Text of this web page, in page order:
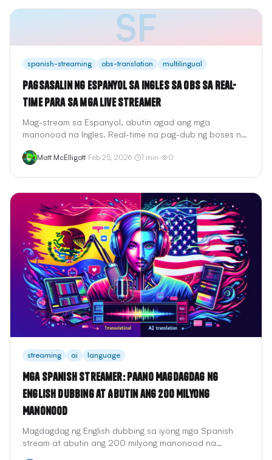
SF
spanish-streaming obs-translation multilingual
Pagsasalin ng Espanyol sa Ingles sa OBS sa Real-
Time para sa mga Live Streamer
Mag-stream sa Espanyol, abutin agad ang mga
manonood na Ingles. Real-time na pag-dub ng boses na
Matt McElligott·Feb 25, 2026· 1 min· 0
streaming ai language
Mga Spanish Streamer: Paano Magdagdag ng
English Dubbing at Abutin ang 200 Milyong
Manonood
Magdagdag ng English dubbing sa iyong mga Spanish
stream at abutin ang 200 milyong manonood na